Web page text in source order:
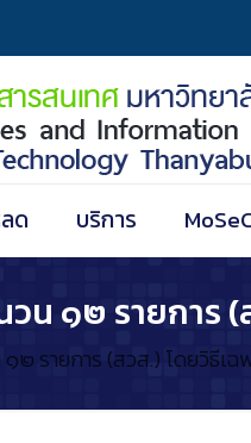
ด บริการ
๑๒ รายการ (
รายการ (สวส.) โดยวิธีเฉพ